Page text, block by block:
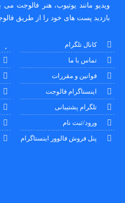
ویدیو مانند یوتیوب، هنر فالوجت می
بازدید پست های خود را از طریق
کانال تلگرام
تماس با ما
قوانین و مقررات
اینستاگرام فالوجت
تلگرام پشتیبانی
ورود/ثبت نام
پنل فروش فالوور اینستاگرام